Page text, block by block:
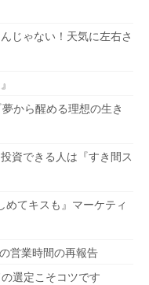
じゃない！天気に左右さ
から醒める理想の生き
資できる人は『すき間ス
てキスも』マーケティ
営業時間の再報告
選定こそコツです